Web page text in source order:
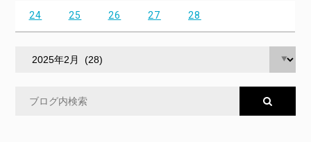
24 25 26 27 28